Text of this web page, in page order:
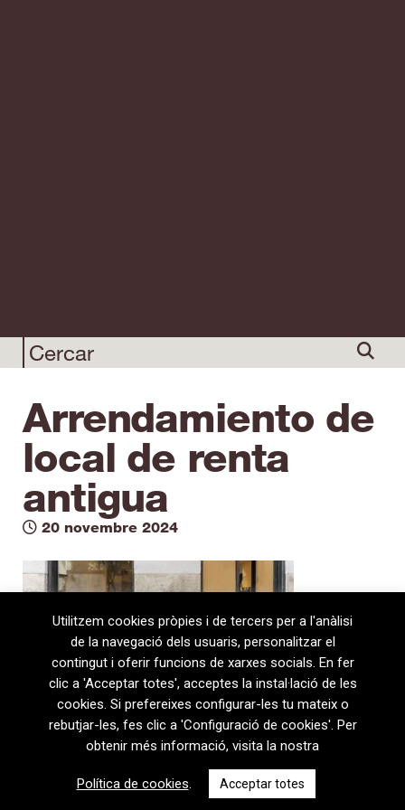
Arrendamiento de
local de renta
antigua
20 novembre 2024
08720 Vilafranca del Penedès · General Prim 5, 2n · Barcelona
T+34 938 170 417 ·
+34 938 170 301
Utilitzem cookies pròpies i de tercers per a l'anàlisi
de la navegació dels usuaris, personalitzar el
contingut i oferir funcions de xarxes socials. En fer
clic a 'Acceptar totes', acceptes la instal·lació de les
cookies. Si prefereixes configurar-les tu mateix o
rebutjar-les, fes clic a 'Configuració de cookies'. Per
obtenir més informació, visita la nostra
Política de cookies. Acceptar totes